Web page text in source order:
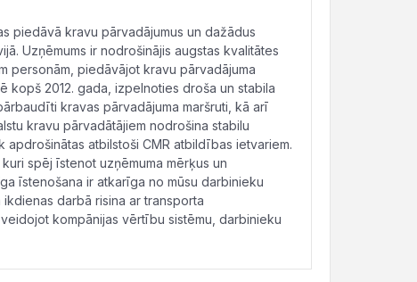
piedāvā kravu pārvadājumus un dažādus
Uzņēmums ir nodrošinājis augstas kvalitātes
personām, piedāvājot kravu pārvadājuma
kopš 2012. gada, izpelnoties droša un stabila
kravas pārvadājuma maršruti, kā arī
kravu pārvadātājiem nodrošina stabilu
apdrošinātas atbilstoši CMR atbildības ietvariem.
spēj īstenot uzņēmuma mērķus un
īstenošana ir atkarīga no mūsu darbinieku
darbā risina ar transporta
kompānijas vērtību sistēmu, darbinieku